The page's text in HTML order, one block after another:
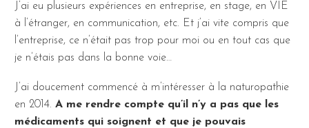
J’ai eu plusieurs expériences en entreprise, en stage, en VIE
à l’étranger, en communication, etc. Et j’ai vite compris que
l’entreprise, ce n’était pas trop pour moi ou en tout cas que
je n’étais pas dans la bonne voie…
J’ai doucement commencé à m’intéresser à la naturopathie
en 2014. A me rendre compte qu’il n’y a pas que les
médicaments qui soignent et que je pouvais